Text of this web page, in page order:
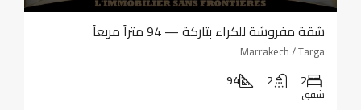
شقة مفروشة للكراء بتاركة — 94 متراً مربعاً
Marrakech / Targa
2
2
94
شقق